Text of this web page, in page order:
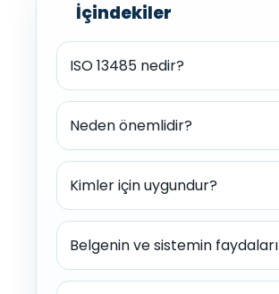
İçindekiler
ISO 13485 nedir?
Neden önemlidir?
Kimler için uygundur?
Belgenin ve sistemin faydaları